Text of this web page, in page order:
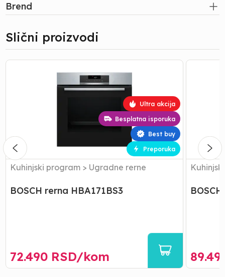
Brend
Slični proizvodi
BOSCH
Ultra akcija
Besplatna isporuka
Best buy
Preporuka
Kuhinjski program > Ugradne rerne
BOSCH rerna HBA171BS3
72.490 RSD/kom
BOSCH